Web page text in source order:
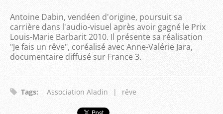
Antoine Dabin, vendéen d'origine, poursuit sa
carrière dans l'audio-visuel après avoir gagné le Prix
Louis-Marie Barbarit 2010. Il présente sa réalisation
"Je fais un rêve", coréalisé avec Anne-Valérie Jara,
documentaire diffusé sur France 3.
Tags: Association Aladin | rêve